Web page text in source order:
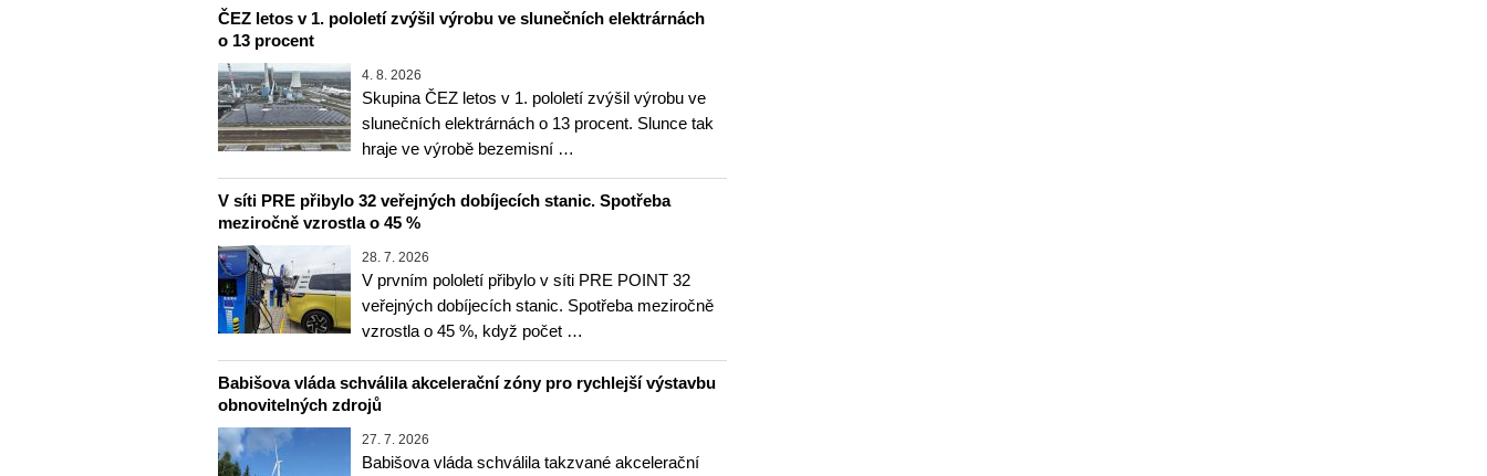
ČEZ letos v 1. pololetí zvýšil výrobu ve slunečních elektrárnách
o 13 procent
4. 8. 2026
Skupina ČEZ letos v 1. pololetí zvýšil výrobu ve
slunečních elektrárnách o 13 procent. Slunce tak
hraje ve výrobě bezemisní …
V síti PRE přibylo 32 veřejných dobíjecích stanic. Spotřeba
meziročně vzrostla o 45 %
28. 7. 2026
V prvním pololetí přibylo v síti PRE POINT 32
veřejných dobíjecích stanic. Spotřeba meziročně
vzrostla o 45 %, když počet …
Babišova vláda schválila akcelerační zóny pro rychlejší výstavbu
obnovitelných zdrojů
27. 7. 2026
Babišova vláda schválila takzvané akcelerační